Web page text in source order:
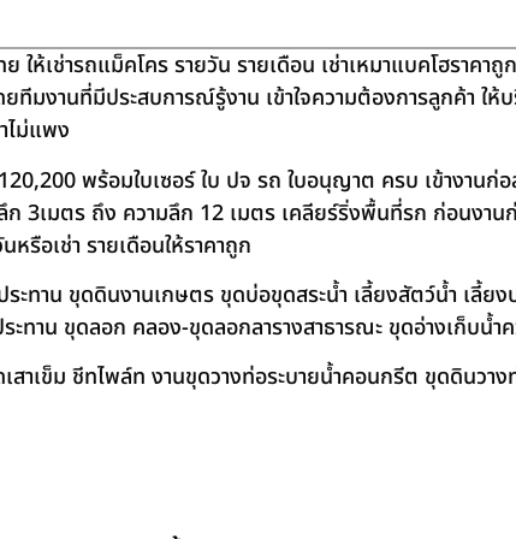
ห้เช่ารถแม็คโคร รายวัน รายเดือน เช่าเหมาแบคโฮราคา
ทีมงานที่มีประสบการณ์รู้งาน เข้าใจความต้องการลูกค้า ให้
ไม่แพง
พร้อมใบเซอร์ ใบ ปจ รถ ใบอนุญาต ครบ เข้างานก่
ก 3เมตร ถึง ความลึก 12 เมตร เคลียร์ริ่งพื้นที่รก ก่อนงาน
รือเช่า รายเดือนให้ราคาถูก
ะทาน ขุดดินงานเกษตร ขุดบ่อขุดสระน้ำ เลี้ยงสัตว์น้ำ เลี้ย
ทาน ขุดลอก คลอง-ขุดลอกลารางสาธารณะ ขุดอ่างเก็บน้ำ
าเข็ม ชีทไพล์ท งานขุดวางท่อระบายน้ำคอนกรีต ขุดดินวาง